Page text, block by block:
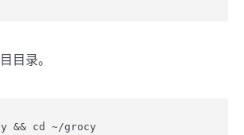
目录。
&& cd ~/grocy